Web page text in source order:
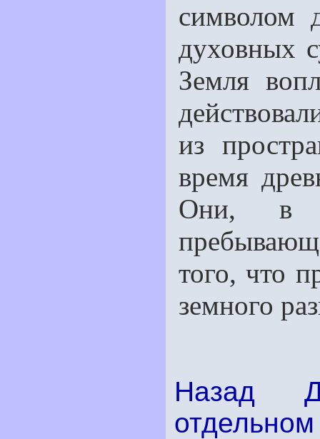
символом
духовных
Земля
из
время
Они, в
того, что
земного
Назад